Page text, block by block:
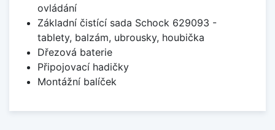
ovládání
Základní čistící sada Schock 629093 -
tablety, balzám, ubrousky, houbička
Dřezová baterie
Připojovací hadičky
Montážní balíček